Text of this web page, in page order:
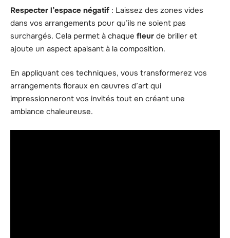
Respecter l’espace négatif : Laissez des zones vides
dans vos arrangements pour qu’ils ne soient pas
surchargés. Cela permet à chaque fleur de briller et
ajoute un aspect apaisant à la composition.
En appliquant ces techniques, vous transformerez vos
arrangements floraux en œuvres d’art qui
impressionneront vos invités tout en créant une
ambiance chaleureuse.